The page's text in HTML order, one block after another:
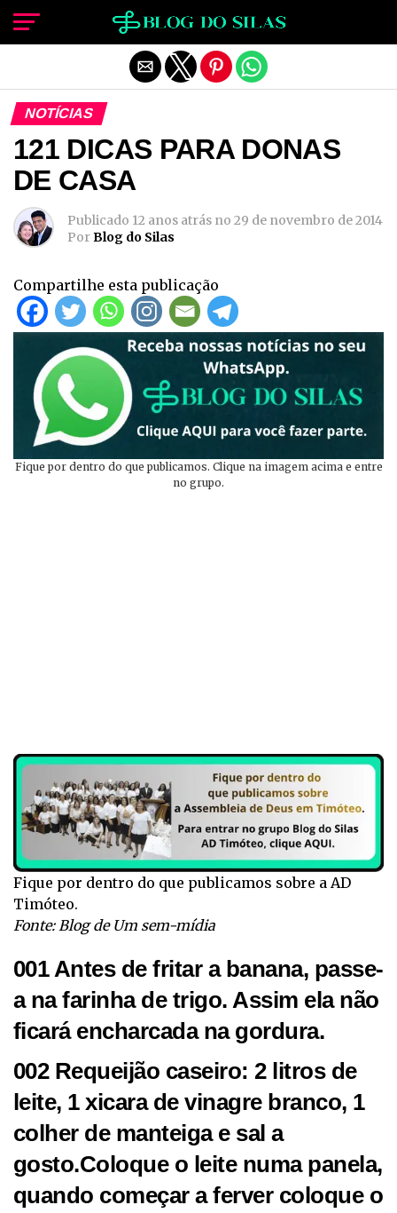
NOTÍCIAS
121 DICAS PARA DONAS
DE CASA
Publicado 12 anos atrás no 29 de novembro de 2014
PorBlog do Silas
Compartilhe esta publicação
Fique por dentro do que publicamos. Clique na imagem acima e entre
no grupo.
Fique por dentro do que publicamos sobre a AD
Timóteo.
Fonte: Blog de Um sem-mídia
001 Antes de fritar a banana, passe-
a na farinha de trigo. Assim ela não
ficará encharcada na gordura.
002 Requeijão caseiro: 2 litros de
leite, 1 xicara de vinagre branco, 1
colher de manteiga e sal a
gosto.Coloque o leite numa panela,
quando começar a ferver coloque o
Sair da versão mobile